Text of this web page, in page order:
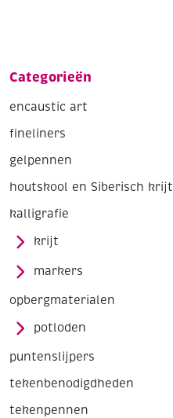
Categorieën
encaustic art
fineliners
gelpennen
houtskool en Siberisch krijt
kalligrafie
krijt
markers
opbergmaterialen
potloden
puntenslijpers
tekenbenodigdheden
tekenpennen